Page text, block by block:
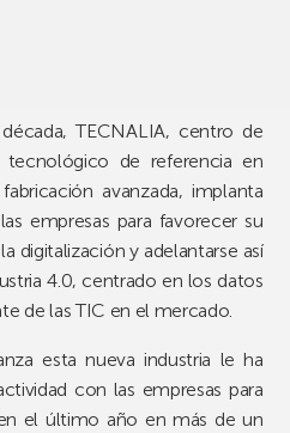
TECNALIA, centro de
tecnológico de referencia en
avanzada, implanta
empresas para favorecer su
digitalización y adelantarse así
4.0, centrado en los datos
de las TIC en el mercado.
esta nueva industria le ha
con las empresas para
el último año en más de un